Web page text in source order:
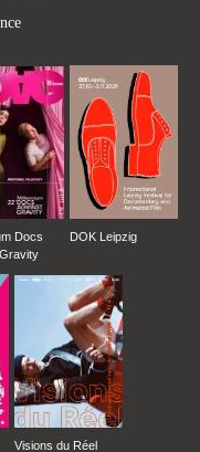
Docs
DOK Leipzig
Visions du Réel